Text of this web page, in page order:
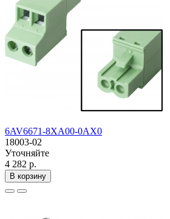
6AV6671-8XA00-0AX0
18003-02
Уточняйте
4 282 р.
В корзину